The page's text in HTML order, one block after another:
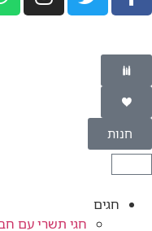
חנות
חגים
חגי תשרי עם